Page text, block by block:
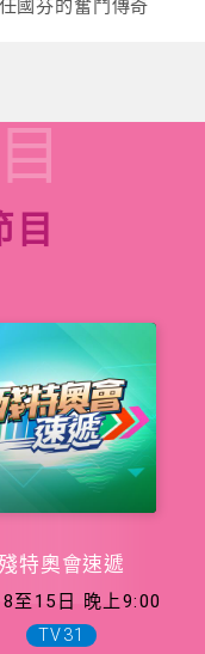
國芬的奮鬥傳奇
特奧會速遞
至15日 晚上9:00
TV31